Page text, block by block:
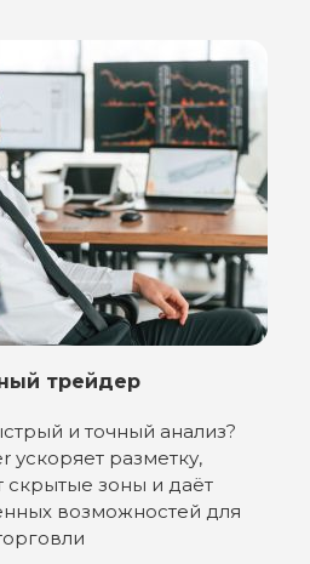
54
55
56
57
58
59
трейдер
и точный анализ?
ускоряет разметку,
скрытые зоны и даёт
возможностей для